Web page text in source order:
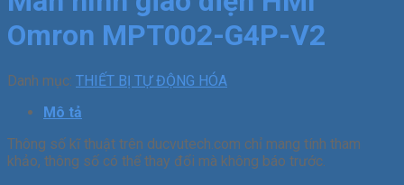
Omron MPT002-G4P-V2
Danh mục: THIẾT BỊ TỰ ĐỘNG HÓA
Mô tả
Thông số kĩ thuật trên ducvutech.com chỉ mang tính tham
khảo, thông số có thể thay đổi mà không báo trước.